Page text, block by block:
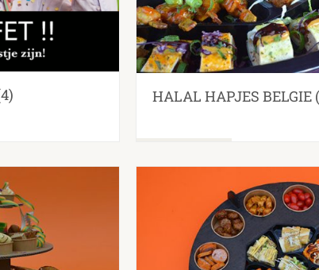
HALAL HAPJES BELGIE